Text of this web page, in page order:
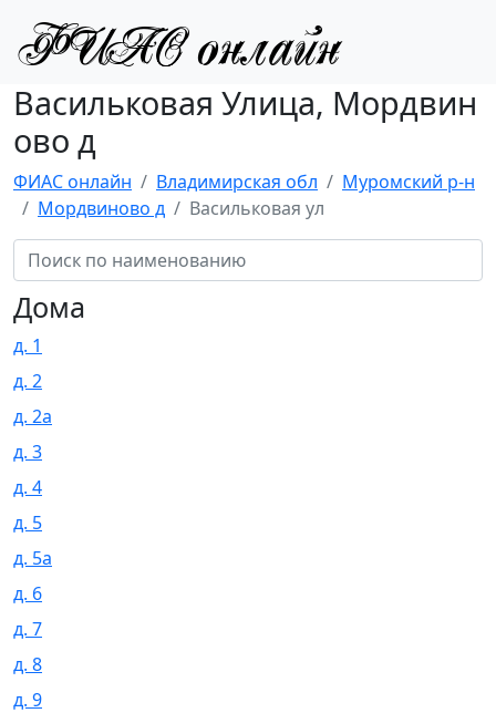
Васильковая Улица, Мордвин
ово д
ФИАС онлайн Владимирская обл
Муромский р-н
Мордвиново д
Васильковая ул
Дома
д. 1
д. 2
д. 2а
д. 3
д. 4
д. 5
д. 5а
д. 6
д. 7
д. 8
д. 9